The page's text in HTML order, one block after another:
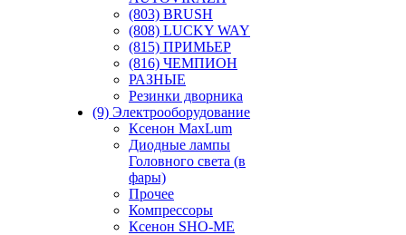
(803) BRUSH
(808) LUCKY WAY
(815) ПРИМЬЕР
(816) ЧЕМПИОН
РАЗНЫЕ
Резинки дворника
(9) Электрооборудование
Ксенон MaxLum
Диодные лампы
Головного света (в
фары)
Прочее
Компрессоры
Ксенон SHO-ME